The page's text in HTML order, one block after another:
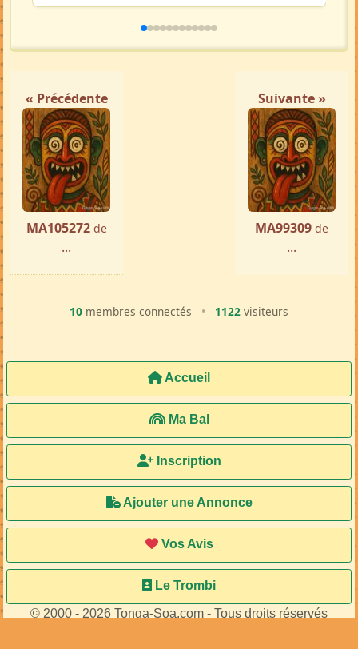
« Précédente
MA105272 de
...
Suivante »
MA99309 de
...
10 membres connectés • 1122 visiteurs
Accueil
Ma Bal
Inscription
Ajouter une Annonce
Vos Avis
Le Trombi
© 2000 - 2026 Tonga-Soa.com - Tous droits réservés